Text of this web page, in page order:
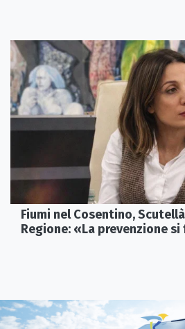
Fiumi nel Cosentino,
Regione: «La prevenzione